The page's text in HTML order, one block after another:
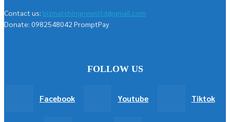
Contact us: bizmatchingnewsltd@gmail.com
Donate: 0982548042 PromptPay
FOLLOW US
Facebook Youtube Tiktok